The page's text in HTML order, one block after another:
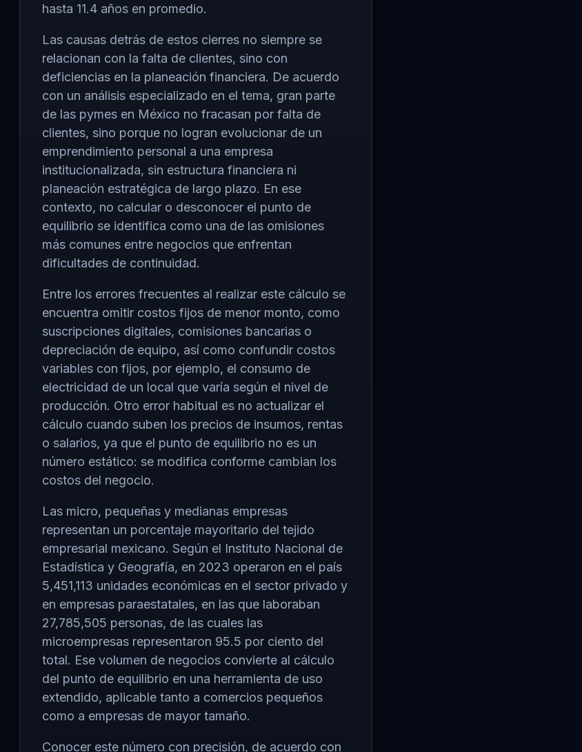
hasta 11.4 años en promedio.
Las causas detrás de estos cierres no siempre se
relacionan con la falta de clientes, sino con
deficiencias en la planeación financiera. De acuerdo
con un análisis especializado en el tema, gran parte
de las pymes en México no fracasan por falta de
clientes, sino porque no logran evolucionar de un
emprendimiento personal a una empresa
institucionalizada, sin estructura financiera ni
planeación estratégica de largo plazo. En ese
contexto, no calcular o desconocer el punto de
equilibrio se identifica como una de las omisiones
más comunes entre negocios que enfrentan
dificultades de continuidad.
Entre los errores frecuentes al realizar este cálculo se
encuentra omitir costos fijos de menor monto, como
suscripciones digitales, comisiones bancarias o
depreciación de equipo, así como confundir costos
variables con fijos, por ejemplo, el consumo de
electricidad de un local que varía según el nivel de
producción. Otro error habitual es no actualizar el
cálculo cuando suben los precios de insumos, rentas
o salarios, ya que el punto de equilibrio no es un
número estático: se modifica conforme cambian los
costos del negocio.
Las micro, pequeñas y medianas empresas
representan un porcentaje mayoritario del tejido
empresarial mexicano. Según el Instituto Nacional de
Estadística y Geografía, en 2023 operaron en el país
5,451,113 unidades económicas en el sector privado y
en empresas paraestatales, en las que laboraban
27,785,505 personas, de las cuales las
microempresas representaron 95.5 por ciento del
total. Ese volumen de negocios convierte al cálculo
del punto de equilibrio en una herramienta de uso
extendido, aplicable tanto a comercios pequeños
como a empresas de mayor tamaño.
Conocer este número con precisión, de acuerdo con